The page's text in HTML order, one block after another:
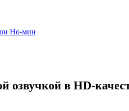
Но-мин
озвучкой в HD-